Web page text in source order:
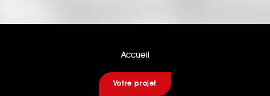
Accueil
Votre projet